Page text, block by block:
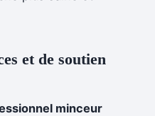
et de soutien
minceur